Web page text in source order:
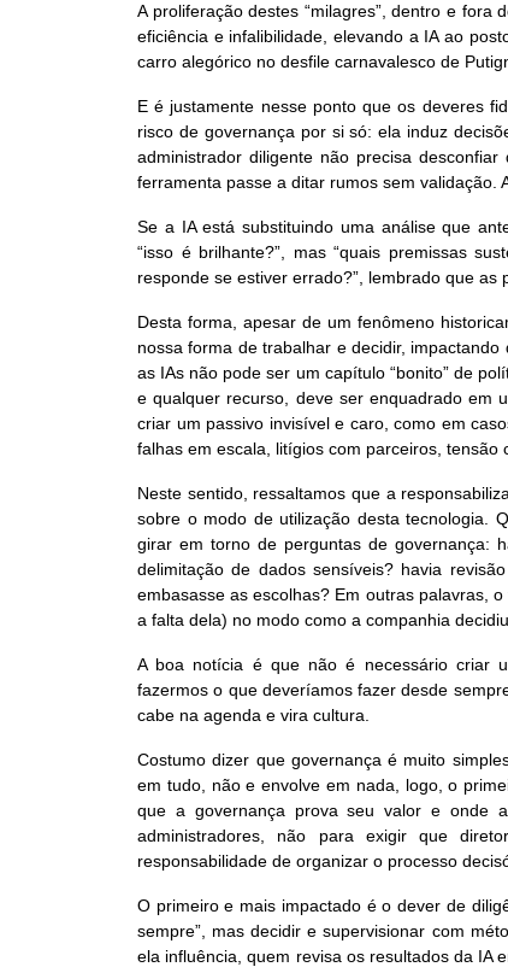
A proliferação destes “milagres”, dentro e
eficiência e infalibilidade, elevando a IA ao
carro alegórico no desfile carnavalesco de
E é justamente nesse ponto que os deveres
risco de governança por si só: ela induz
administrador diligente não precisa
ferramenta passe a ditar rumos sem validação.
Se a IA está substituindo uma análise que
“isso é brilhante?”, mas “quais premissas
responde se estiver errado?”, lembrado que as
Desta forma, apesar de um fenômeno
nossa forma de trabalhar e decidir,
as IAs não pode ser um capítulo “bonito” de
e qualquer recurso, deve ser enquadrado em
criar um passivo invisível e caro, como em
falhas em escala, litígios com parceiros, tensão
Neste sentido, ressaltamos que a
sobre o modo de utilização desta tecnologia.
girar em torno de perguntas de governança:
delimitação de dados sensíveis? havia
embasasse as escolhas? Em outras palavras,
a falta dela) no modo como a companhia
A boa notícia é que não é necessário criar
fazermos o que deveríamos fazer desde
cabe na agenda e vira cultura.
Costumo dizer que governança é muito
em tudo, não e envolve em nada, logo, o
que a governança prova seu valor e onde
administradores, não para exigir que
responsabilidade de organizar o processo
O primeiro e mais impactado é o dever de
sempre”, mas decidir e supervisionar com
ela influência, quem revisa os resultados da IA